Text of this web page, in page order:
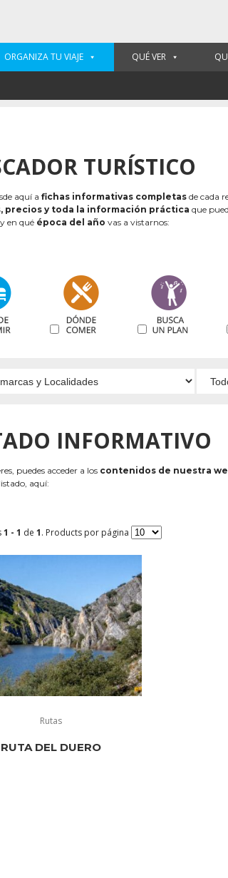
ORGANIZA TU VIAJE QUÉ VER
TURÍSTICO
aquí a fichas informativas completas de cada
precios y toda la información práctica que
en qué época del año vas a vistarnos:
INFORMATIVO
puedes acceder a los contenidos de nuestra
aquí:
1 - 1 de 1. Products por página
Rutas
RUTA DEL DUERO